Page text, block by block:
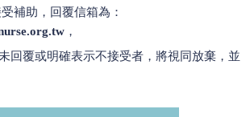
補助， 回覆信箱為：
，
確表示不接受者，將視同放棄，並